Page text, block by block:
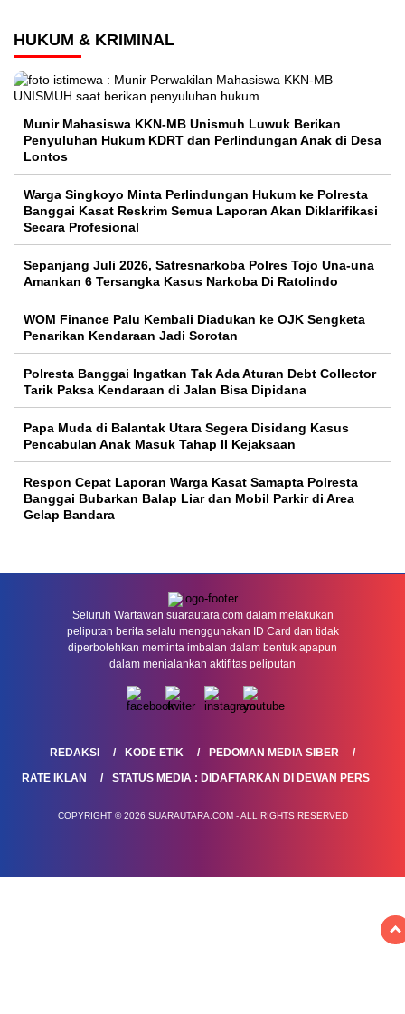
HUKUM & KRIMINAL
Munir Mahasiswa KKN-MB Unismuh Luwuk Berikan
Penyuluhan Hukum KDRT dan Perlindungan Anak di Desa
Lontos
Warga Singkoyo Minta Perlindungan Hukum ke Polresta
Banggai Kasat Reskrim Semua Laporan Akan Diklarifikasi
Secara Profesional
Sepanjang Juli 2026, Satresnarkoba Polres Tojo Una-una
Amankan 6 Tersangka Kasus Narkoba Di Ratolindo
WOM Finance Palu Kembali Diadukan ke OJK Sengketa
Penarikan Kendaraan Jadi Sorotan
Polresta Banggai Ingatkan Tak Ada Aturan Debt Collector
Tarik Paksa Kendaraan di Jalan Bisa Dipidana
Papa Muda di Balantak Utara Segera Disidang Kasus
Pencabulan Anak Masuk Tahap II Kejaksaan
Respon Cepat Laporan Warga Kasat Samapta Polresta
Banggai Bubarkan Balap Liar dan Mobil Parkir di Area
Gelap Bandara
Seluruh Wartawan suarautara.com dalam melakukan
peliputan berita selalu menggunakan ID Card dan tidak
diperbolehkan meminta imbalan dalam bentuk apapun
dalam menjalankan aktifitas peliputan
REDAKSI KODE ETIK
PEDOMAN MEDIA SIBER
RATE IKLAN
STATUS MEDIA : DIDAFTARKAN DI DEWAN PERS
COPYRIGHT © 2026 SUARAUTARA.COM - ALL RIGHTS RESERVED